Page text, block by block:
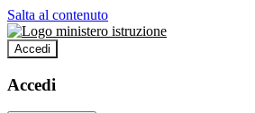
Salta al contenuto
Accedi
Accedi